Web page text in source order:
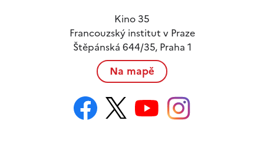
Kino 35
Francouzský institut v Praze
Štěpánská 644/35, Praha 1
Na mapě